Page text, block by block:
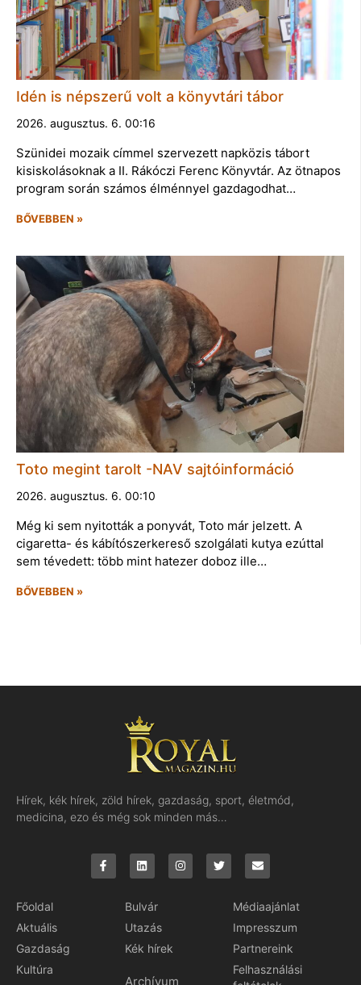
Idén is népszerű volt a könyvtári tábor
2026. augusztus. 6. 00:16
Szünidei mozaik címmel szervezett napközis tábort
kisiskolásoknak a II. Rákóczi Ferenc Könyvtár. Az ötnapos
program során számos élménnyel gazdagodhat…
BŐVEBBEN »
Toto megint tarolt -NAV sajtóinformáció
2026. augusztus. 6. 00:10
Még ki sem nyitották a ponyvát, Toto már jelzett. A
cigaretta- és kábítószerkereső szolgálati kutya ezúttal
sem tévedett: több mint hatezer doboz ille…
BŐVEBBEN »
Hírek, kék hírek, zöld hírek, gazdaság, sport, életmód,
medicina, ezo és még sok minden más…
Főoldal
Aktuális
Gazdaság
Kultúra
Bulvár
Utazás
Kék hírek
Archívum
Médiaajánlat
Impresszum
Partnereink
Felhasználási